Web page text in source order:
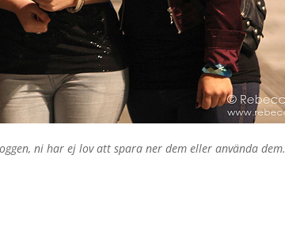
ni har ej lov att spara ner dem eller använda dem.